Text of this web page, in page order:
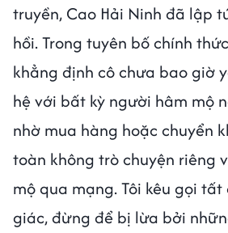
truyền, Cao Hải Ninh đã lập
hồi. Trong tuyên bố chính
khẳng định cô chưa bao giờ
hệ với bất kỳ người hâm mộ
nhờ mua hàng hoặc chuyển
toàn không trò chuyện riêng
mộ qua mạng. Tôi kêu gọi
giác, đừng để bị lừa bởi